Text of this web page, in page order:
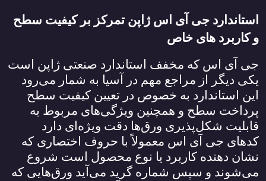
استاندارد جی آی اس ژاپن تمرکز بر کیفیت سطح
و کاربرد های خاص
جی آی اس که مخفف استاندارد صنعتی ژاپن است
یکی دیگر از مراجع مهم در آسیا به شمار می‌رود
این استاندارد به خصوص در تعیین کیفیت سطح
پرداخت سطح و همچنین ویژگی‌های مربوط به
قابلیت شکل‌پذیری ورق‌ها دقت ویژه‌ای دارد
کدهای جی آی اس معمولاً با حروف اختصاری که
نشان دهنده کاربرد یا نوع محصول است شروع
می‌شوند و سپس شماره گرید می‌آید ورق‌هایی که